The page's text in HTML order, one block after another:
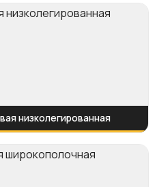
низколегированная